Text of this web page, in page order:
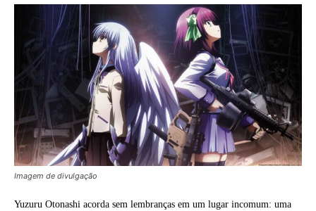
Imagem de divulgação
Yuzuru Otonashi acorda sem lembranças em um lugar incomum: uma